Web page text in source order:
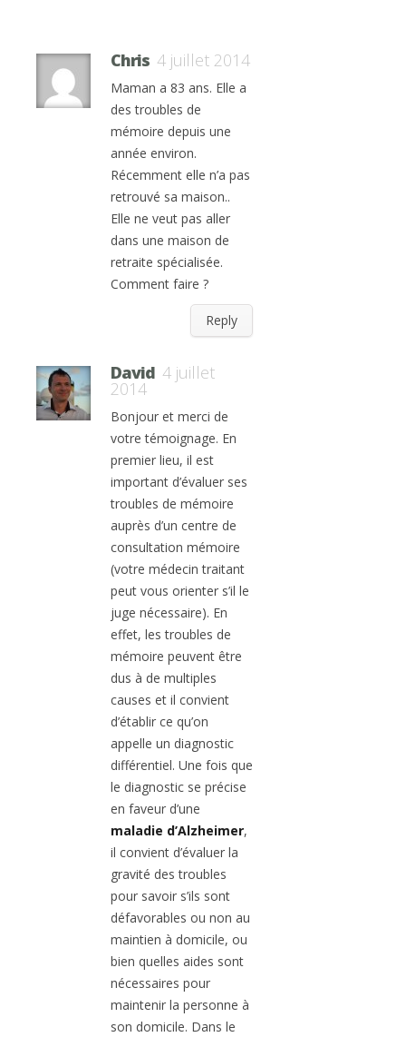
Chris 4 juillet 2014
Maman a 83 ans. Elle a
des troubles de
mémoire depuis une
année environ.
Récemment elle n’a pas
retrouvé sa maison..
Elle ne veut pas aller
dans une maison de
retraite spécialisée.
Comment faire ?
Reply
David 4 juillet
2014
Bonjour et merci de
votre témoignage. En
premier lieu, il est
important d’évaluer ses
troubles de mémoire
auprès d’un centre de
consultation mémoire
(votre médecin traitant
peut vous orienter s’il le
juge nécessaire). En
effet, les troubles de
mémoire peuvent être
dus à de multiples
causes et il convient
d’établir ce qu’on
appelle un diagnostic
différentiel. Une fois que
le diagnostic se précise
en faveur d’une
maladie d’Alzheimer,
il convient d’évaluer la
gravité des troubles
pour savoir s’ils sont
défavorables ou non au
maintien à domicile, ou
bien quelles aides sont
nécessaires pour
maintenir la personne à
son domicile. Dans le